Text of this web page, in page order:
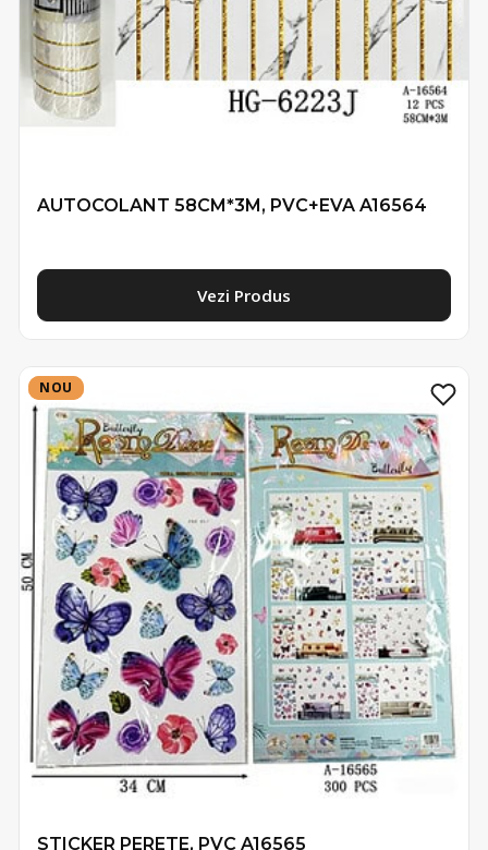
AUTOCOLANT 58CM*3M, PVC+EVA A16564
Vezi Produs
NOU
NOU
STICKER PERETE, PVC A16565